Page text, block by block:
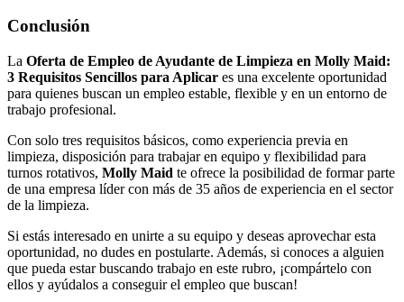
Conclusión
La Oferta de Empleo de Ayudante de Limpieza en Molly Maid:
3 Requisitos Sencillos para Aplicar es una excelente oportunidad
para quienes buscan un empleo estable, flexible y en un entorno de
trabajo profesional.
Con solo tres requisitos básicos, como experiencia previa en
limpieza, disposición para trabajar en equipo y flexibilidad para
turnos rotativos, Molly Maid te ofrece la posibilidad de formar parte
de una empresa líder con más de 35 años de experiencia en el sector
de la limpieza.
Si estás interesado en unirte a su equipo y deseas aprovechar esta
oportunidad, no dudes en postularte. Además, si conoces a alguien
que pueda estar buscando trabajo en este rubro, ¡compártelo con
ellos y ayúdalos a conseguir el empleo que buscan!